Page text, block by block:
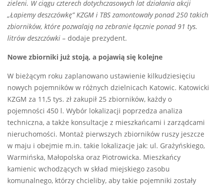
zieleni. W ciągu czterech dotychczasowych lat działania akcji
„Łapiemy deszczówkę” KZGM i TBS zamontowały ponad 250 takich
zbiorników, które pozwalają na zebranie łącznie ponad 91 tys.
litrów deszczówki – dodaje prezydent.
Nowe zbiorniki już stoją, a pojawią się kolejne
W bieżącym roku zaplanowano ustawienie kilkudziesięciu
nowych pojemników w różnych dzielnicach Katowic. Katowicki
KZGM za 11,5 tys. zł zakupił 25 zbiorników, każdy o
pojemności 450 l. Wybór lokalizacji poprzedza analiza
techniczna, a także konsultacje z mieszkańcami i zarządcami
nieruchomości. Montaż pierwszych zbiorników ruszy jeszcze
w maju i obejmie m.in. takie lokalizacje jak: ul. Grażyńskiego,
Warmińska, Małopolska oraz Piotrowicka. Mieszkańcy
kamienic wchodzących w skład miejskiego zasobu
komunalnego, którzy chcieliby, aby takie pojemniki zostały